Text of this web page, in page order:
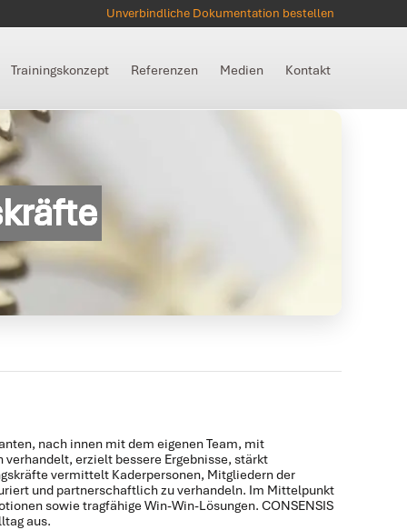
Unverbindliche Dokumentation bestellen
Trainingskonzept Referenzen Medien Kontakt
nach innen mit dem eigenen Team, mit
verhandelt, erzielt bessere Ergebnisse, stärkt
vermittelt Kaderpersonen, Mitgliedern der
und partnerschaftlich zu verhandeln. Im Mittelpunkt
sowie tragfähige Win-Win-Lösungen. CONSENSIS
aus.